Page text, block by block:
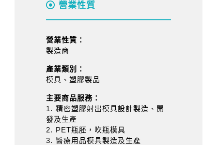
營業性質
營業性質：
製造商
產業類別：
模具、塑膠製品
主要商品服務：
1. 精密塑膠射出模具設計製造、開
發及生產
2. PET瓶胚，吹瓶模具
3. 醫療用品模具製造及生產